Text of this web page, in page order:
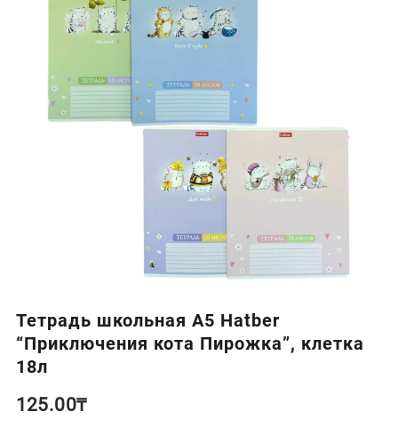
Тетрадь школьная А5 Hatber
“Приключения кота Пирожка”, клетка
18л
125.00₸